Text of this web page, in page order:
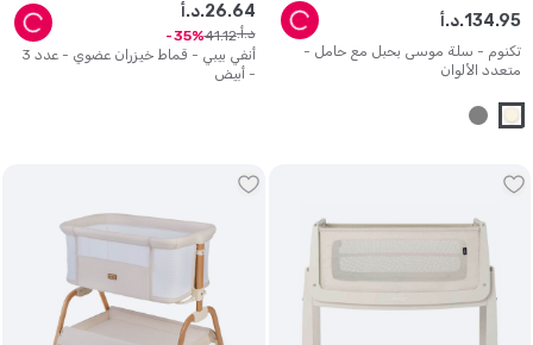
تكنوم - سلة موسى بحبل مع حامل -
متعدد الألوان
د.أ.134.95
أنفي بيبي - قماط خيزران عضوي - عدد 3
- أبيض
د.أ.26.64
د.أ. 41.12
35